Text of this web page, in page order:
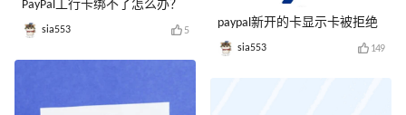
PayPal工行卡绑不了怎么办？
sia553 5
paypal新开的卡显示卡被拒绝
sia553 149